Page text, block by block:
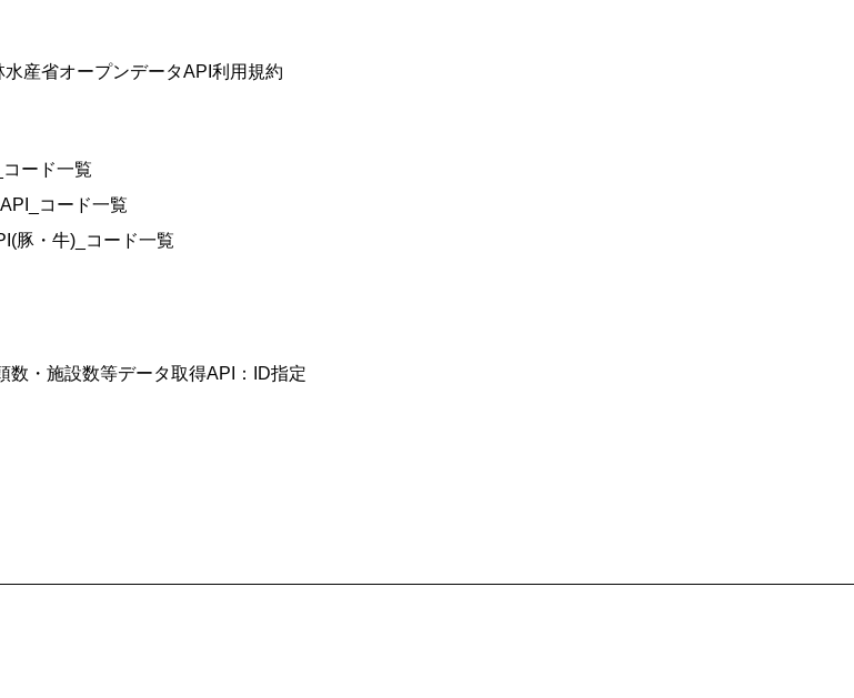
産省オープンデータAPI利用規約
ード一覧
コード一覧
豚・牛)_コード一覧
数・施設数等データ取得API：ID指定